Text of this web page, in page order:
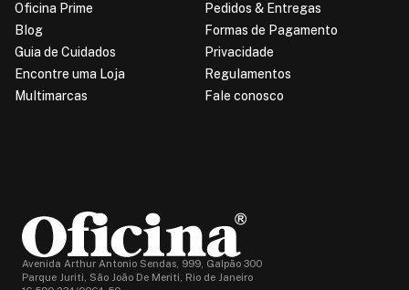
Oficina Prime
Blog
Guia de Cuidados
Encontre uma Loja
Multimarcas
Pedidos & Entregas
Formas de Pagamento
Privacidade
Regulamentos
Fale conosco
Avenida Arthur Antonio Sendas, 999, Galpão 300
Parque Juriti, São João De Meriti, Rio de Janeiro